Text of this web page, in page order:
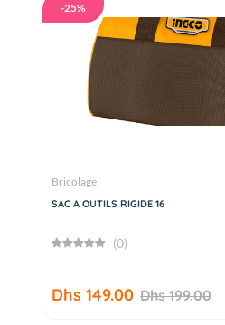
-25%
Bricolage
SAC A OUTILS RIGIDE 16
(0)
Dhs 149.00 Dhs 199.00